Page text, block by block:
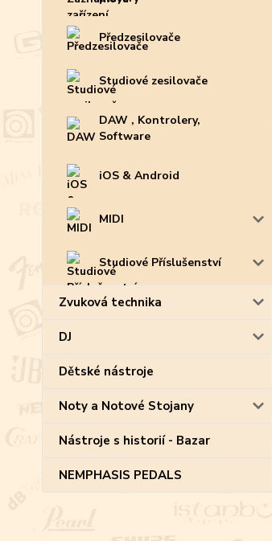
Předzesilovače
Studiové zesilovače
DAW , Kontrolery,
Software
iOS & Android
MIDI
Studiové Příslušenství
Zvuková technika
DJ
Dětské nástroje
Noty a Notové Stojany
Nástroje s historií - Bazar
NEMPHASIS PEDALS